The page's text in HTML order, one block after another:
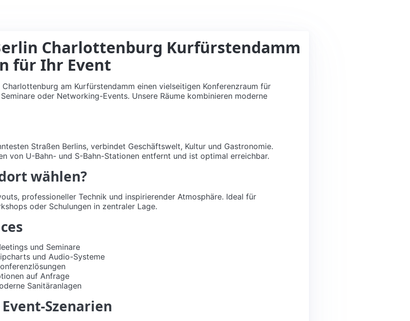
Charlottenburg Kurfürstendamm
für Ihr Event
am Kurfürstendamm einen vielseitigen Konferenzraum für
oder Networking-Events. Unsere Räume kombinieren moderne
Straßen Berlins, verbindet Geschäftswelt, Kultur und Gastronomie.
von U-Bahn- und S-Bahn-Stationen entfernt und ist optimal erreichbar.
wählen?
professioneller Technik und inspirierender Atmosphäre. Ideal für
oder Schulungen in zentraler Lage.
und Seminare
und Audio-Systeme
auf Anfrage
Sanitäranlagen
Szenarien